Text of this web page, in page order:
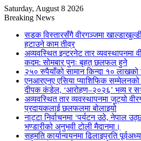
Saturday, August 8 2026
Breaking News
सडक विस्तारसँगै वीरगञ्जमा
हटाउने काम तीव्र
अव्यवस्थित इन्टरनेट तार व्यवस्थापनमा
कदम: सोमबार पुनः बृहत् छलफल हुने
२५० रुपैयाँको सामान किन्दा १० लाखको
एनआरएनए एसिया प्याशिफिक
दीपक कंडेल, ‘आरोहण–२०२६’ भव्य र
अव्यवस्थित तार व्यवस्थापनमा जुट्यो
प्रदायकलाई छलफलमा बोलाइयो
नाट्टा निर्वाचनमा ‘पर्यटन उठे, नेपाल
भण्डारीको अनुभवी टोली मैदानमा।
सहमति कार्यान्वयनमा ढिलाइप्रति